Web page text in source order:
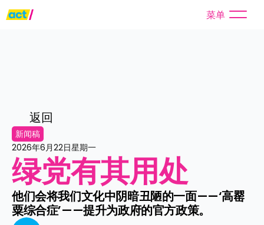
菜单
返回
新闻稿
2026年6月22日星期一
绿党有其用处
他们会将我们文化中阴暗丑陋的一面——‘高罂
粟综合症’——提升为政府的官方政策。